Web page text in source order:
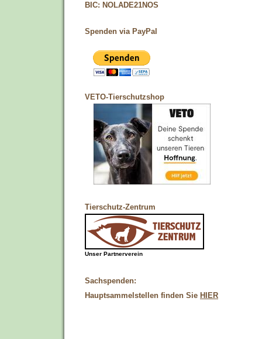
BIC: NOLADE21NOS
Spenden via PayPal
VETO-Tierschutzshop
Tierschutz-Zentrum
Unser Partnerverein
Sachspenden:
Hauptsammelstellen finden Sie HIER